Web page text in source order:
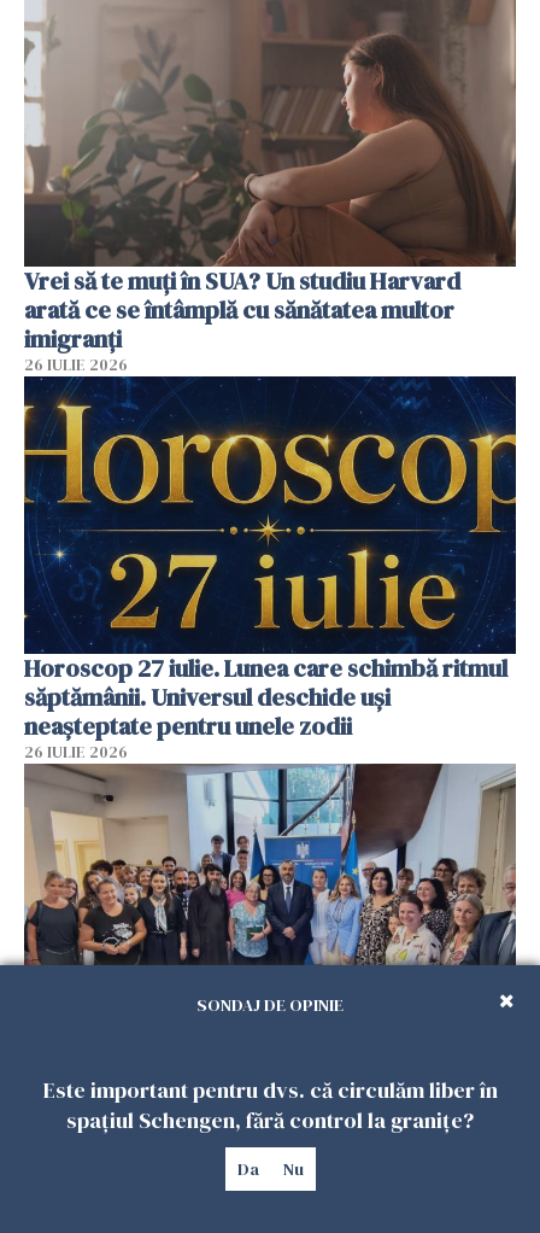
Vrei să te muți în SUA? Un studiu Harvard
arată ce se întâmplă cu sănătatea multor
imigranți
26 IULIE 2026
Horoscop 27 iulie. Lunea care schimbă ritmul
săptămânii. Universul deschide uși
neașteptate pentru unele zodii
26 IULIE 2026
Consulatul României la Roma promite
intervenții în doar 24 de ore
26 IULIE 2026
SONDAJ DE OPINIE
Este important pentru dvs. că circulăm liber în
spațiul Schengen, fără control la granițe?
Da Nu